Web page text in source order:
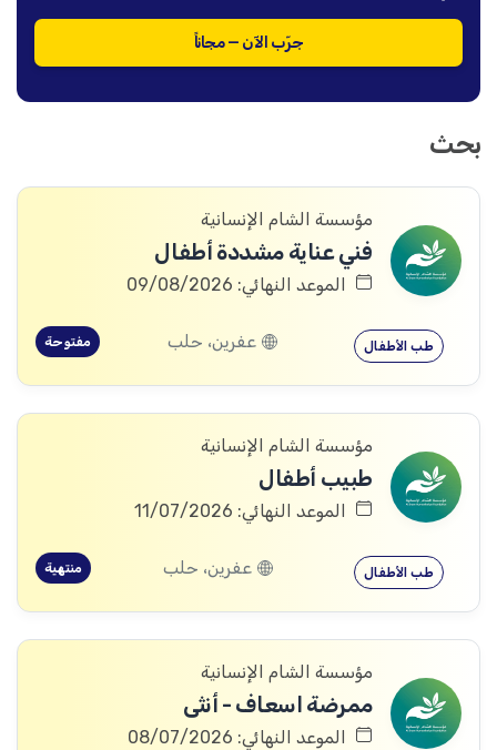
جرّب الآن — مجاناً
بحث
مؤسسة الشام الإنسانية
فني عناية مشددة أطفال
الموعد النهائي: 09/08/2026
طب الأطفال عفرين، حلب مفتوحة
مؤسسة الشام الإنسانية
طبيب أطفال
الموعد النهائي: 11/07/2026
طب الأطفال عفرين، حلب منتهية
مؤسسة الشام الإنسانية
ممرضة اسعاف - أنثى
الموعد النهائي: 08/07/2026